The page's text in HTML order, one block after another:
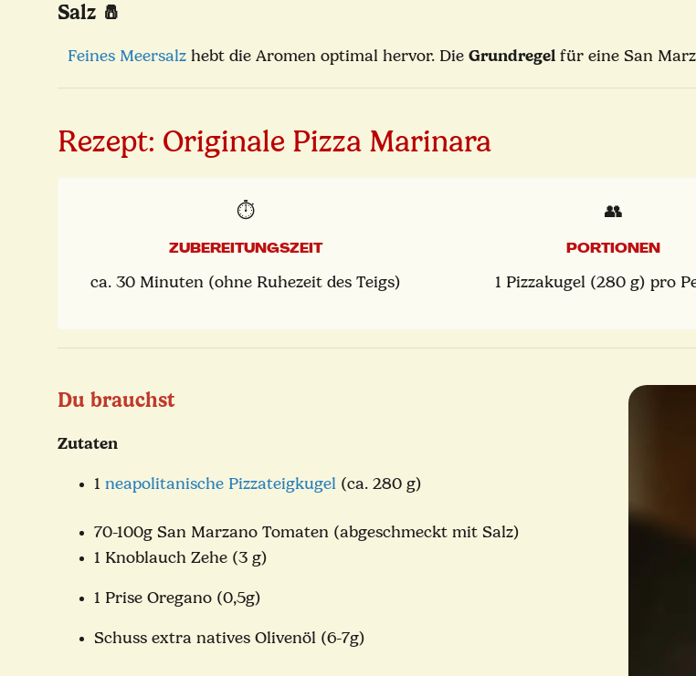
Salz 🧂
Feines Meersalz hebt die Aromen optimal hervor. Die Grundregel für eine San
Rezept: Originale Pizza Marinara
⏱️
ZUBEREITUNGSZEIT
ca. 30 Minuten (ohne Ruhezeit des Teigs)
👥
PORTIONEN
1 Pizzakugel (280 g) pro
Du brauchst
Zutaten
1 neapolitanische Pizzateigkugel (ca. 280 g)
70-100g San Marzano Tomaten (abgeschmeckt mit Salz)
1 Knoblauch Zehe (3 g)
1 Prise Oregano (0,5g)
Schuss extra natives Olivenöl (6-7g)